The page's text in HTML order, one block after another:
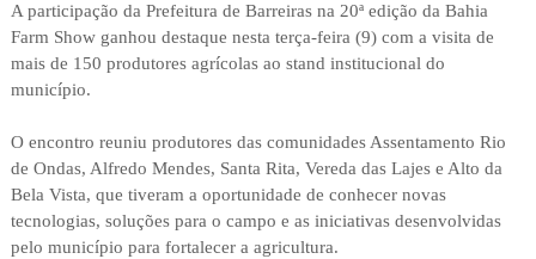
A participação da Prefeitura de Barreiras na 20ª edição da Bahia
Farm Show ganhou destaque nesta terça-feira (9) com a visita de
mais de 150 produtores agrícolas ao stand institucional do
município.
O encontro reuniu produtores das comunidades Assentamento Rio
de Ondas, Alfredo Mendes, Santa Rita, Vereda das Lajes e Alto da
Bela Vista, que tiveram a oportunidade de conhecer novas
tecnologias, soluções para o campo e as iniciativas desenvolvidas
pelo município para fortalecer a agricultura.